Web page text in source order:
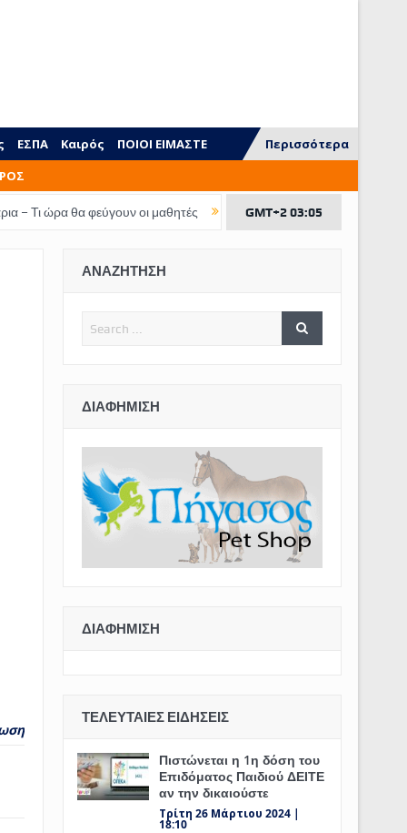
Περισσότερα
ΕΣΠΑ Καιρός
ΠΟΙΟΙ ΕΙΜΑΣΤΕ
οι μαθητές Τι ξεχνάμε να διδάξουμε στα παιδιά
GMT+2 03:05
ΑΝΑΖΗΤΗΣΗ
ΔΙΑΦΉΜΙΣΗ
ΔΙΑΦΉΜΙΣΗ
ΤΕΛΕΥΤΑΊΕΣ ΕΙΔΉΣΕΙΣ
Πιστώνεται η 1η δόση του
Επιδόματος Παιδιού ΔΕΙΤΕ
αν την δικαιούστε
Τρίτη 26 Μάρτιου 2024 |
18:10